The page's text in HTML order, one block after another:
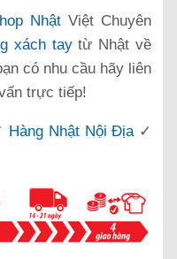
NhậtViệt Chuyên
xách taytừ Nhật về
có nhu cầu hãy liên
trực tiếp!
Hàng Nhật Nội Địa ✓